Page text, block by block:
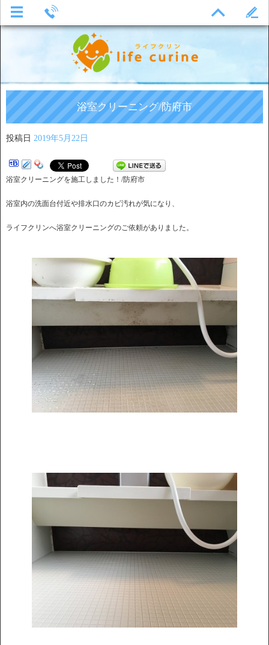
浴室クリーニング/防府市
投稿日 2019年5月22日
浴室クリーニングを施工しました！/防府市
浴室内の洗面台付近や排水口のカビ汚れが気になり、
ライフクリンへ浴室クリーニングのご依頼がありました。